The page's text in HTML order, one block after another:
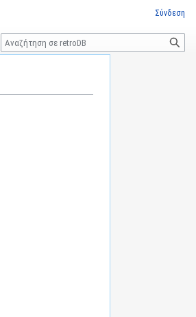
Σύνδεση
Αναζήτηση